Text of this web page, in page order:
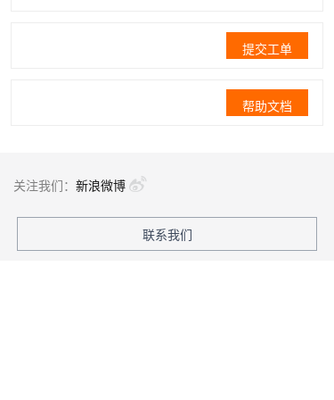
提交工单
帮助文档